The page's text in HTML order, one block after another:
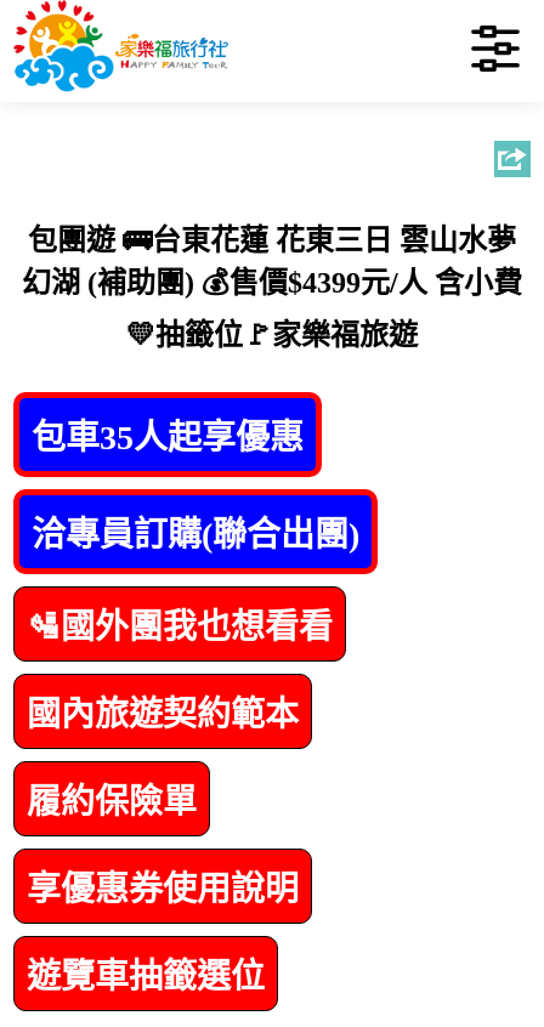
包團遊 🚌台東花蓮 花東三日 雲山水夢
幻湖 (補助團) 💰售價$4399元/人 含小費
💛抽籤位🚩家樂福旅遊
包車35人起享優惠
洽專員訂購(聯合出團)
🛂國外團我也想看看
國內旅遊契約範本
履約保險單
享優惠券使用說明
遊覽車抽籤選位